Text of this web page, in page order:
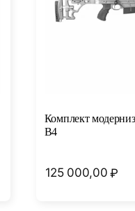
Комплект
B4
125 000,00₽